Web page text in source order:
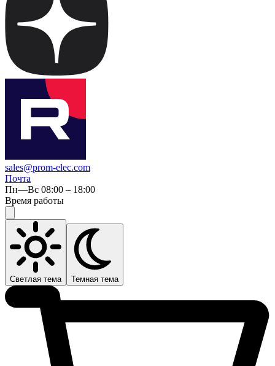
sales@prom-elec.com
Почта
Пн—Вс 08:00 – 18:00
Время работы
Светлая тема Темная тема